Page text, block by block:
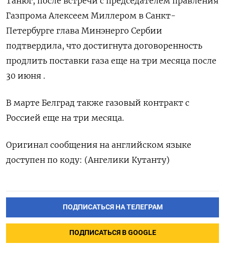
Газпрома Алексеем Миллером в Санкт-
Петербурге глава ​Минэнерго Сербии ​
подтвердила, ‌что достигнута договоренность ​
продлить поставки газа еще на три месяца после
30 июня .
В марте Белград ​также газовый ⁠контракт с
Россией еще ‌на три месяца.
Оригинал сообщения ‌на английском языке ​
доступен по ‌коду: (Ангелики Кутанту)
ПОДПИСАТЬСЯ НА ТЕЛЕГРАМ
ПОДПИСАТЬСЯ В GOOGLE